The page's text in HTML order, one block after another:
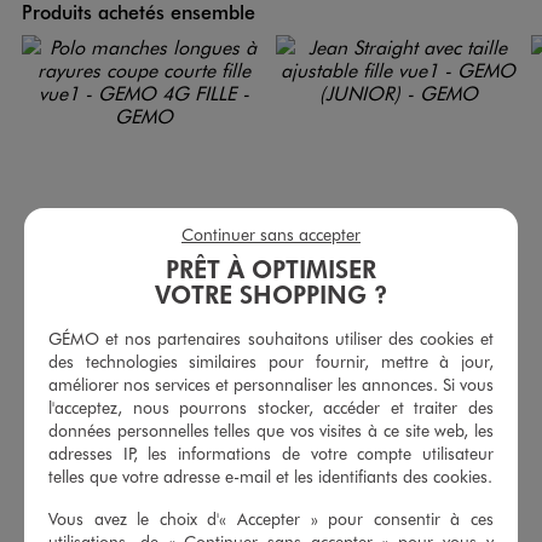
Produits achetés ensemble
Polo manches longues à rayures coupe courte fille
5/5 de moyenne
(23 avis)
Jean Straight avec taille ajustable fille
19,99 €
5/5 de moyenne
(101 avis)
PRÊT À OPTIMISER
VOTRE SHOPPING ?
GÉMO et nos partenaires souhaitons utiliser des cookies et
des technologies similaires pour fournir, mettre à jour,
améliorer nos services et personnaliser les annonces. Si vous
l'acceptez, nous pourrons stocker, accéder et traiter des
données personnelles telles que vos visites à ce site web, les
adresses IP, les informations de votre compte utilisateur
telles que votre adresse e-mail et les identifiants des cookies.
Vous avez le choix d'« Accepter » pour consentir à ces
Continuer sans accepter